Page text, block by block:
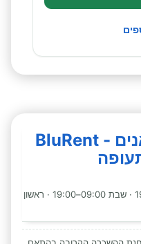
תחנת השכרת קרוואנים - BluRent
שעות איסוף: א׳–ה׳ 09:00–19:00 · שבת 09:00–19:00 · ראשון